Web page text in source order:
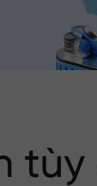
tùy